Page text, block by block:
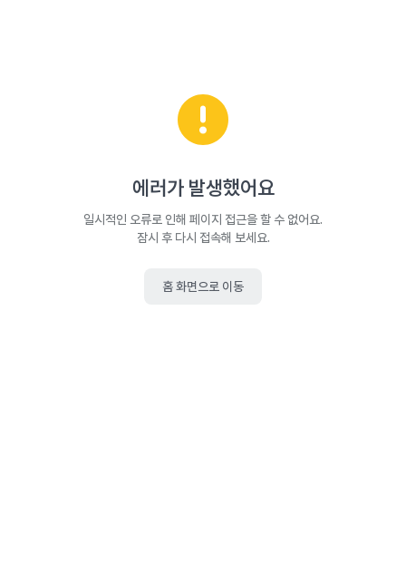
에러가 발생했어요
일시적인 오류로 인해 페이지 접근을 할 수 없어요.
잠시 후 다시 접속해 보세요.
홈 화면으로 이동